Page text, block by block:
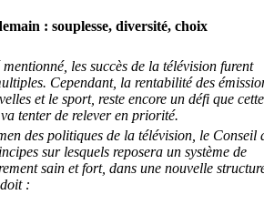
: souplesse, diversité, choix
les succès de la télévision furent
Cependant, la rentabilité des
et le sport, reste encore un défi que cette
tenter de relever en priorité.
des politiques de la télévision, le Conseil
sur lesquels reposera un système de
sain et fort, dans une nouvelle
: